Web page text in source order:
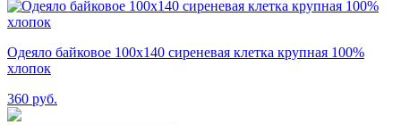
Одеяло байковое 100х140 сиреневая клетка крупная 100%
хлопок
360 руб.